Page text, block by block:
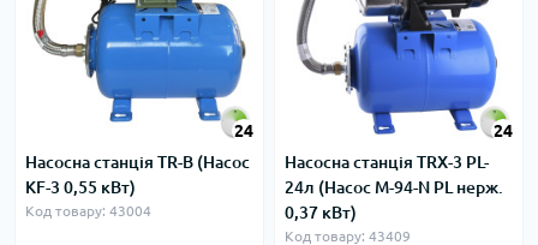
24
Насосна станція TR-B (Насос
KF-3 0,55 кВт)
Код товару: 43004
24
Насосна станція TRX-3 PL-
24л (Насос M-94-N PL нерж.
0,37 кВт)
Код товару: 43409